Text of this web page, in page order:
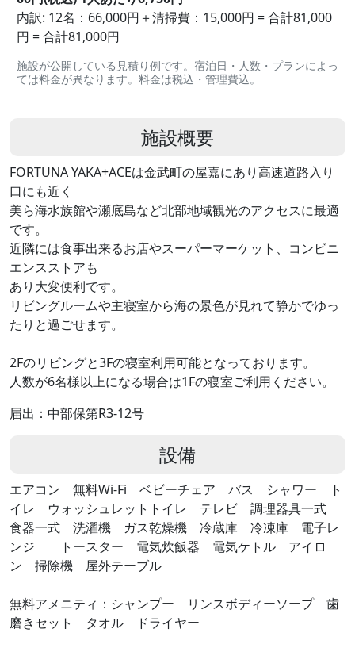
内訳: 12名：66,000円＋清掃費：15,000円 = 合計81,000
円 = 合計81,000円
施設が公開している見積り例です。宿泊日・人数・プランによっ
ては料金が異なります。料金は税込・管理費込。
施設概要
FORTUNA YAKA+ACEは金武町の屋嘉にあり高速道路入り
口にも近く
美ら海水族館や瀬底島など北部地域観光のアクセスに最適
です。
近隣には食事出来るお店やスーパーマーケット、コンビニ
エンスストアも
あり大変便利です。
リビングルームや主寝室から海の景色が見れて静かでゆっ
たりと過ごせます。
2Fのリビングと3Fの寝室利用可能となっております。
人数が6名様以上になる場合は1Fの寝室ご利用ください。
届出：中部保第R3-12号
設備
エアコン 無料Wi-Fi ベビーチェア バス シャワー ト
イレ ウォッシュレットトイレ テレビ 調理器具一式
食器一式 洗濯機 ガス乾燥機 冷蔵庫 冷凍庫 電子レ
ンジ トースター 電気炊飯器 電気ケトル アイロ
ン 掃除機 屋外テーブル
無料アメニティ：シャンプー リンスボディーソープ 歯
磨きセット タオル ドライヤー